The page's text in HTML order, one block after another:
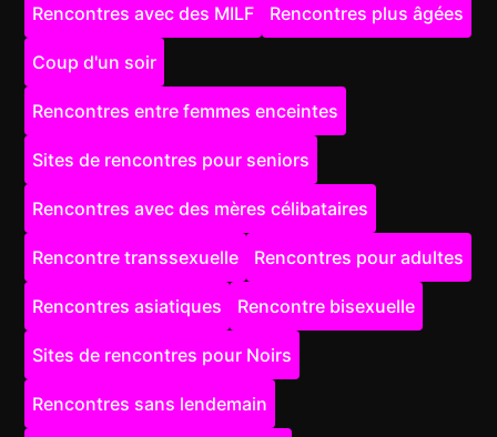
Rencontres avec des MILF Rencontres plus âgées
Coup d'un soir
Rencontres entre femmes enceintes
Sites de rencontres pour seniors
Rencontres avec des mères célibataires
Rencontre transsexuelle Rencontres pour adultes
Rencontres asiatiques Rencontre bisexuelle
Sites de rencontres pour Noirs
Rencontres sans lendemain